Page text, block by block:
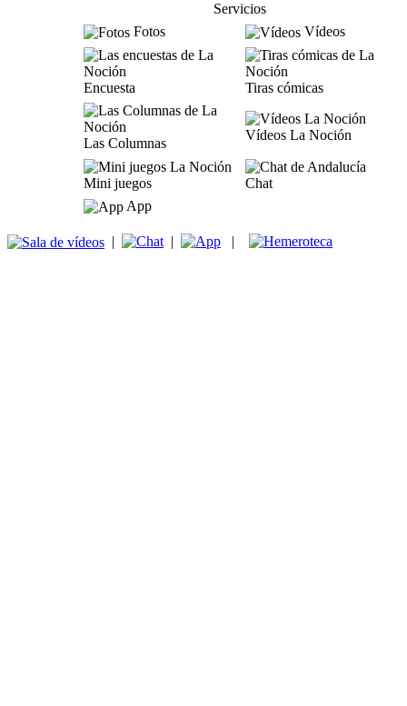
Servicios
Fotos
Vídeos
Encuesta Tiras cómicas
Las Columnas
Vídeos La Noción
Mini juegos
Chat
App
| | |